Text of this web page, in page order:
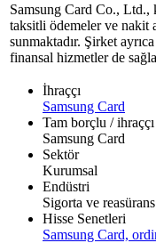
Samsung Card Co., Ltd.,
taksitli ödemeler ve nakit
sunmaktadır. Şirket
finansal hizmetler de
İhraççı
Samsung Card
Tam borçlu / ihraççı
Samsung Card
Sektör
Kurumsal
Endüstri
Sigorta ve reasürans
Hisse Senetleri
Samsung Card,